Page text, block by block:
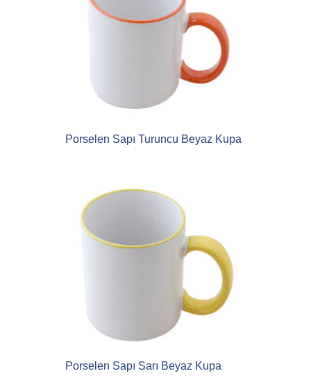
Porselen Sapı Turuncu Beyaz Kupa
Porselen Sapı Sarı Beyaz Kupa